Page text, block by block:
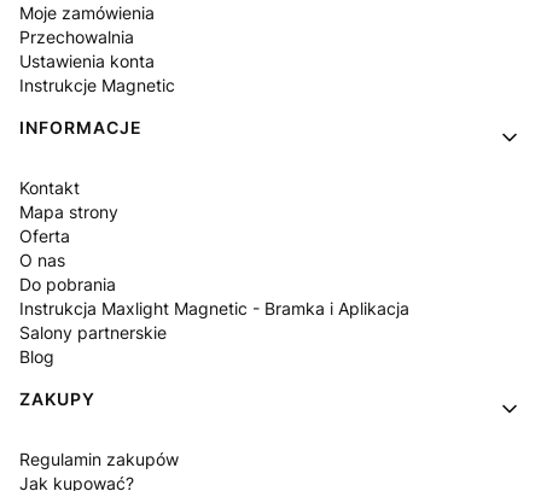
Moje zamówienia
Przechowalnia
Ustawienia konta
Instrukcje Magnetic
INFORMACJE
Kontakt
Mapa strony
Oferta
O nas
Do pobrania
Instrukcja Maxlight Magnetic - Bramka i Aplikacja
Salony partnerskie
Blog
ZAKUPY
Regulamin zakupów
Jak kupować?